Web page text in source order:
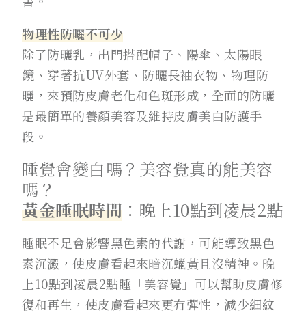
物理性防曬不可少
除了防曬乳，出門搭配帽子、陽傘、太陽眼
鏡、穿著抗UV外套、防曬長袖衣物、物理防
曬，來預防皮膚老化和色斑形成，全面的防曬
是最簡單的養顏美容及維持皮膚美白防護手
段。
睡覺會變白嗎？美容覺真的能美容
嗎？
黃金睡眠時間 ：晚上10點到凌晨2點
睡眠不足會影響黑色素的代謝，可能導致黑色
素沉澱，使皮膚看起來暗沉蠟黃且沒精神。晚
上10點到凌晨2點睡「美容覺」可以幫助皮膚修
復和再生，使皮膚看起來更有彈性，減少細紋